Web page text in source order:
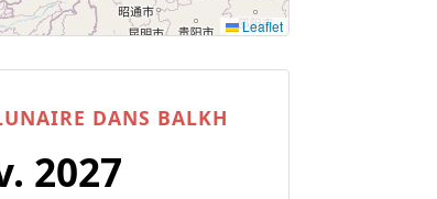
Leaflet
DANS BALKH
2027